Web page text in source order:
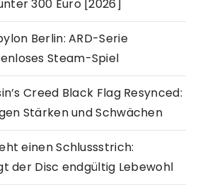
300 Euro [2026]
Berlin: ARD-Serie
Steam-Spiel
Creed Black Flag Resynced:
Stärken und Schwächen
einen Schlussstrich:
der Disc endgültig Lebewohl